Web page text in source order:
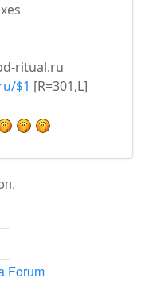
ritual.ru
$1 [R=301,L]
Forum